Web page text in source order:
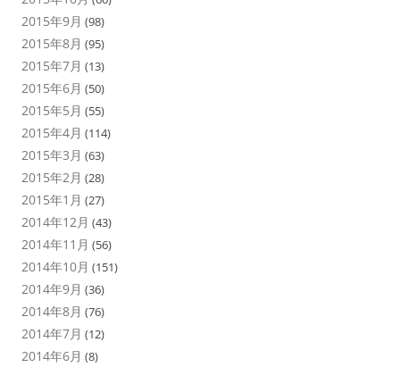
2015年9月 (98)
2015年8月 (95)
2015年7月 (13)
2015年6月 (50)
2015年5月 (55)
2015年4月 (114)
2015年3月 (63)
2015年2月 (28)
2015年1月 (27)
2014年12月 (43)
2014年11月 (56)
2014年10月 (151)
2014年9月 (36)
2014年8月 (76)
2014年7月 (12)
2014年6月 (8)